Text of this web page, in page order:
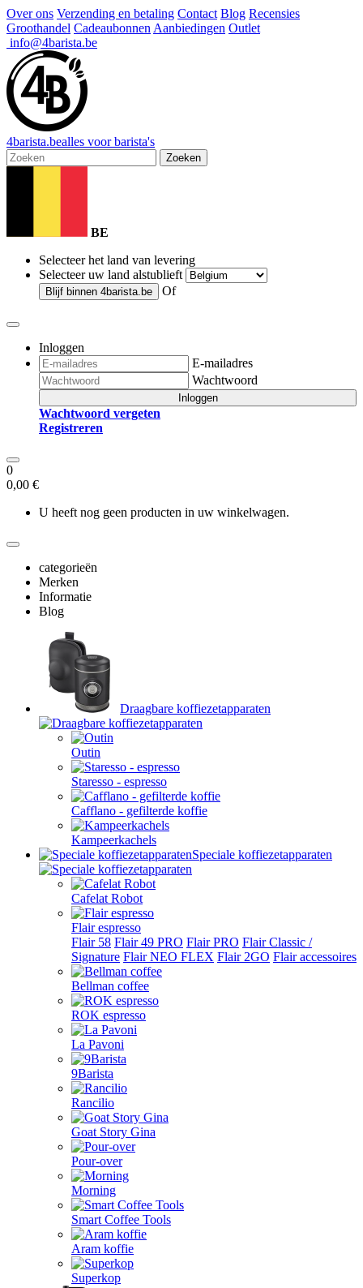
Over ons Verzending en betaling Contact Blog Recensies
Groothandel Cadeaubonnen Aanbiedingen Outlet
info@4barista.be
4barista.bealles voor barista's
Zoeken
BE
Selecteer het land van levering
Selecteer uw land alstublieft
Blijf binnen 4barista.be Of
Inloggen
E-mailadres
Wachtwoord
Inloggen
Wachtwoord vergeten
Registreren
0
0,00 €
U heeft nog geen producten in uw winkelwagen.
categorieën
Merken
Informatie
Blog
Draagbare koffiezetapparaten
Outin
Staresso - espresso
Cafflano - gefilterde koffie
Kampeerkachels
Speciale koffiezetapparaten
Cafelat Robot
Flair espresso
Flair 58 Flair 49 PRO Flair PRO Flair Classic /
Signature Flair NEO FLEX Flair 2GO Flair accessoires
Bellman coffee
ROK espresso
La Pavoni
9Barista
Rancilio
Goat Story Gina
Pour-over
Morning
Smart Coffee Tools
Aram koffie
Superkop